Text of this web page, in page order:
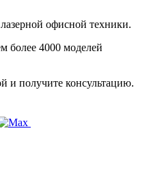
офисной техники.
более 4000 моделей
и получите консультацию.